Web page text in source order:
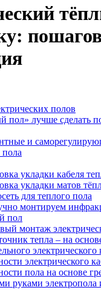
полов
пол» лучше сделать
и
пола
укладки кабеля
укладки матов
для теплого пола
монтируем
пол
монтаж
тепла – на
электрического
электрического
пола на основе
руками электропола